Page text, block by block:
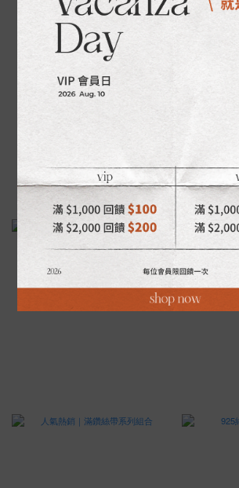
【官網獨家】祈願系列｜925純銀｜
勇敢前行・純銀手鍊